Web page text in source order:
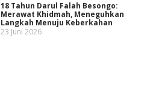
18 Tahun Darul Falah Besongo:
Merawat Khidmah, Meneguhkan
Langkah Menuju Keberkahan
23 Juni 2026